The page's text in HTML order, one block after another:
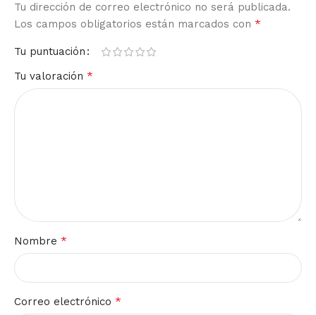
Tu dirección de correo electrónico no será publicada.
Los campos obligatorios están marcados con *
Tu puntuación
Tu valoración *
Nombre *
Correo electrónico *